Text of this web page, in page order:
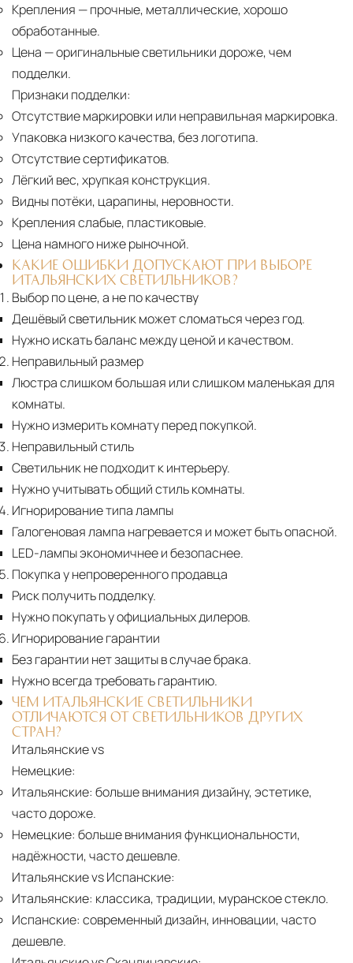
Крепления — прочные, металлические, хорошо
обработанные.
Цена — оригинальные светильники дороже, чем
подделки.
Признаки подделки:
Отсутствие маркировки или неправильная маркировка.
Упаковка низкого качества, без логотипа.
Отсутствие сертификатов.
Лёгкий вес, хрупкая конструкция.
Видны потёки, царапины, неровности.
Крепления слабые, пластиковые.
Цена намного ниже рыночной.
КАКИЕ ОШИБКИ ДОПУСКАЮТ ПРИ ВЫБОРЕ
ИТАЛЬЯНСКИХ СВЕТИЛЬНИКОВ?
Выбор по цене, а не по качеству
Дешёвый светильник может сломаться через год.
Нужно искать баланс между ценой и качеством.
Неправильный размер
Люстра слишком большая или слишком маленькая для
комнаты.
Нужно измерить комнату перед покупкой.
Неправильный стиль
Светильник не подходит к интерьеру.
Нужно учитывать общий стиль комнаты.
Игнорирование типа лампы
Галогеновая лампа нагревается и может быть опасной.
LED-лампы экономичнее и безопаснее.
Покупка у непроверенного продавца
Риск получить подделку.
Нужно покупать у официальных дилеров.
Игнорирование гарантии
Без гарантии нет защиты в случае брака.
Нужно всегда требовать гарантию.
ЧЕМ ИТАЛЬЯНСКИЕ СВЕТИЛЬНИКИ
ОТЛИЧАЮТСЯ ОТ СВЕТИЛЬНИКОВ ДРУГИХ
СТРАН?
Итальянские vs
Немецкие:
Итальянские: больше внимания дизайну, эстетике,
часто дороже.
Немецкие: больше внимания функциональности,
надёжности, часто дешевле.
Итальянские vs Испанские:
Итальянские: классика, традиции, муранское стекло.
Испанские: современный дизайн, инновации, часто
дешевле.